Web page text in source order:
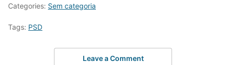
Categories: Sem categoria
Tags: PSD
Leave a Comment